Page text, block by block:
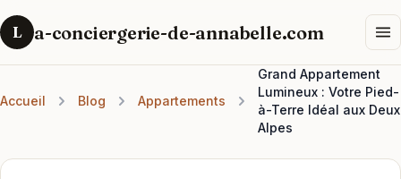
L a-conciergerie-de-annabelle.com
Accueil Blog Appartements
Grand Appartement
Lumineux : Votre Pied-
à-Terre Idéal aux Deux
Alpes